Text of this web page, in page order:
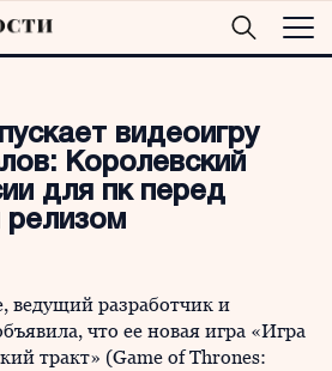
видеоигру
Королевский
для пк перед
релизом
ведущий разработчик и
что ее новая игра «Игра
тракт» (Game of Thrones: